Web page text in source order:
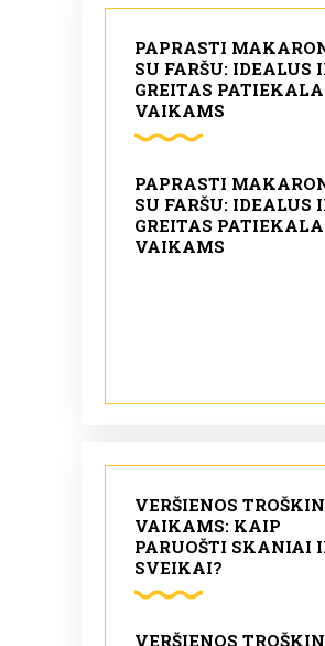
PAPRASTI
SU FARŠU: IDEALUS
GREITAS
VAIKAMS
PAPRASTI
SU FARŠU: IDEALUS
GREITAS
VAIKAMS
VERŠIENOS
VAIKAMS: KAIP
PARUOŠTI SKANIAI
SVEIKAI?
VERŠIENOS